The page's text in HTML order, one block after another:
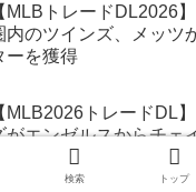
MLBトレードDL2026
内のツインズ、メッツ
ーを獲得
MLB2026トレードDL
がエンゼルスからチェ
検索 トップ